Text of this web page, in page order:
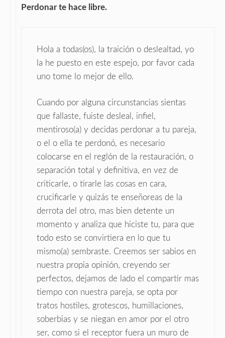
Perdonar te hace libre.
Hola a todas(os), la traición o deslealtad, yo
la he puesto en este espejo, por favor cada
uno tome lo mejor de ello.
Cuando por alguna circunstancias sientas
que fallaste, fuiste desleal, infiel,
mentiroso(a) y decidas perdonar a tu pareja,
o el o ella te perdonó, es necesario
colocarse en el reglón de la restauración, o
separación total y definitiva, en vez de
criticarle, o tirarle las cosas en cara,
crucificarle y quizás te enseñoreas de la
derrota del otro, mas bien detente un
momento y analiza que hiciste tu, para que
todo esto se convirtiera en lo que tu
mismo(a) sembraste. Creemos ser sabios en
nuestra propia opinión, creyendo ser
perfectos, dejamos de lado el compartir mas
tiempo con nuestra pareja, se opta por
tratos hostiles, grotescos, humillaciones,
soberbias y se niegan en amor por el otro
ser, como si el receptor fuera un muro de